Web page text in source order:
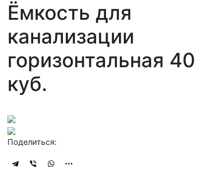
Ёмкость для
канализации
горизонтальная 40
куб.
Поделиться: